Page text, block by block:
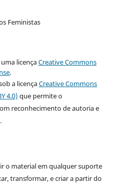
Feministas
licençaCreative Commons
.
a licençaCreative Commons
4.0) que permite o
reconhecimento de autoria e
o material em qualquer suporte
transformar, e criar a partir do